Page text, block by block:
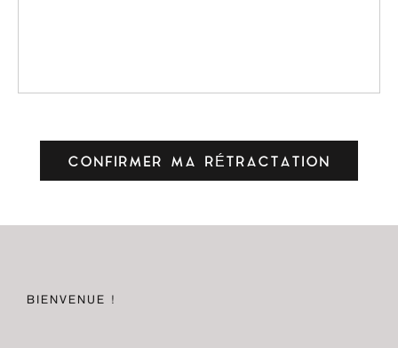
CONFIRMER MA RÉTRACTATION
BIENVENUE !